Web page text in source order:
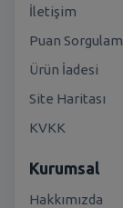
İletişim
Puan
Ürün İadesi
Site Haritası
KVKK
Kurumsal
Hakkımızda